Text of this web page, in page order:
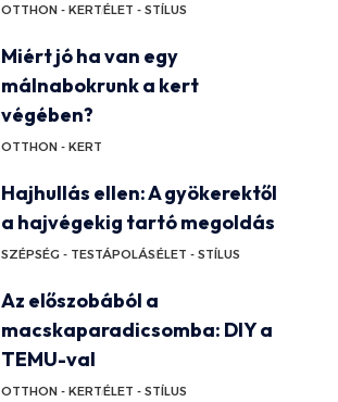
OTTHON - KERTÉLET - STÍLUS
Miért jó ha van egy
málnabokrunk a kert
végében?
OTTHON - KERT
Hajhullás ellen: A gyökerektől
a hajvégekig tartó megoldás
SZÉPSÉG - TESTÁPOLÁSÉLET - STÍLUS
Az előszobából a
macskaparadicsomba: DIY a
TEMU-val
OTTHON - KERTÉLET - STÍLUS